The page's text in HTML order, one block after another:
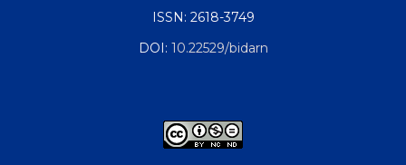
ISSN: 2618-3749
DOI: 10.22529/bidarn